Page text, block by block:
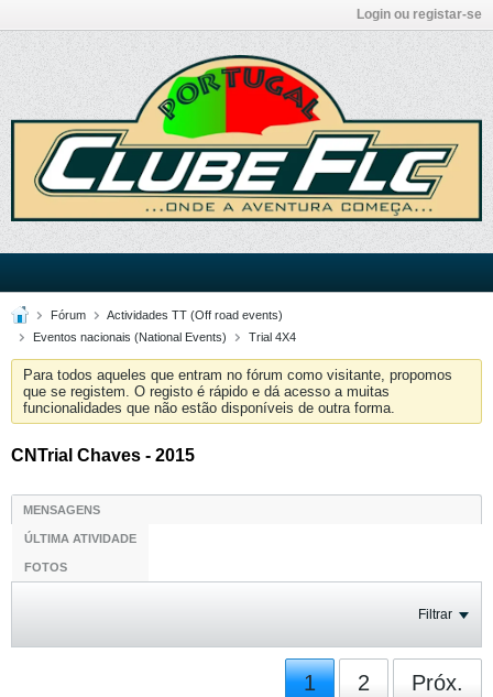
Login ou registar-se
Fórum
Actividades TT (Off road events)
Eventos nacionais (National Events)
Trial 4X4
Para todos aqueles que entram no fórum como visitante, propomos
que se registem. O registo é rápido e dá acesso a muitas
funcionalidades que não estão disponíveis de outra forma.
CNTrial Chaves - 2015
MENSAGENS
ÚLTIMA ATIVIDADE
FOTOS
Filtrar
1 2 Próx.